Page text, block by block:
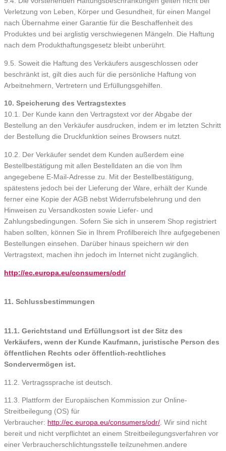
Verletzung von Leben, Körper und Gesundheit, für einen Mangel
nach Übernahme einer Garantie für die Beschaffenheit des
Produktes und bei arglistig verschwiegenen Mängeln. Die Haftung
nach dem Produkthaftungsgesetz bleibt unberührt.
9.5. Soweit die Haftung des Verkäufers ausgeschlossen oder
beschränkt ist, gilt dies auch für die persönliche Haftung von
Arbeitnehmern, Vertretern und Erfüllungsgehilfen.
10. Speicherung des Vertragstextes
10.1. Der Kunde kann den Vertragstext vor der Abgabe der
Bestellung an den Verkäufer ausdrucken, indem er im letzten Schritt
der Bestellung die Druckfunktion seines Browsers nutzt.
10.2. Der Verkäufer sendet dem Kunden außerdem eine
Bestellbestätigung mit allen Bestelldaten an die von Ihm
angegebene E-Mail-Adresse zu. Mit der Bestellbestätigung,
spätestens jedoch bei der Lieferung der Ware, erhält der Kunde
ferner eine Kopie der AGB nebst Widerrufsbelehrung und den
Hinweisen zu Versandkosten sowie Liefer- und
Zahlungsbedingungen. Sofern Sie sich in unserem Shop registriert
haben sollten, können Sie in Ihrem Profilbereich Ihre aufgegebenen
Bestellungen einsehen. Darüber hinaus speichern wir den
Vertragstext, machen ihn jedoch im Internet nicht zugänglich.
http://ec.europa.eu/consumers/odr/
11. Schlussbestimmungen
11.1. Gerichtstand und Erfüllungsort ist der Sitz des
Verkäufers, wenn der Kunde Kaufmann, juristische Person des
öffentlichen Rechts oder öffentlich-rechtliches
Sondervermögen ist.
11.2. Vertragssprache ist deutsch.
11.3. Plattform der Europäischen Kommission zur Online-
Streitbeilegung (OS) für
Verbraucher: http://ec.europa.eu/consumers/odr/. Wir sind nicht
bereit und nicht verpflichtet an einem Streitbeilegungsverfahren vor
einer Verbraucherschlichtungsstelle teilzunehmen.andere